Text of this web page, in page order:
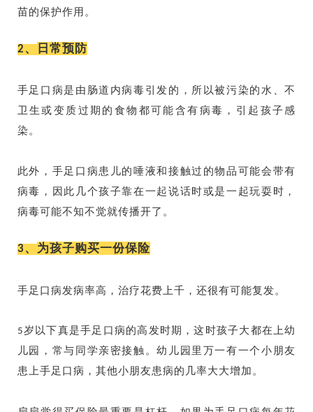
苗的保护作用。
2、 日常预防
手足口病是由肠道内病毒引发的，所以被污染的水、不
卫生或变质过期的食物都可能含有病毒，引起孩子感
染。
此外，手足口病患儿的唾液和接触过的物品可能会带有
病毒，因此几个孩子靠在一起说话时或是一起玩耍时，
病毒可能不知不觉就传播开了。
3、 为孩子购买一份保险
手足口病发病率高，治疗花费上千，还很有可能复发。
5岁以下真是手足口病的高发时期，这时孩子大都在上幼
儿园，常与同学亲密接触。幼儿园里万一有一个小朋友
患上手足口病，其他小朋友患病的几率大大增加。